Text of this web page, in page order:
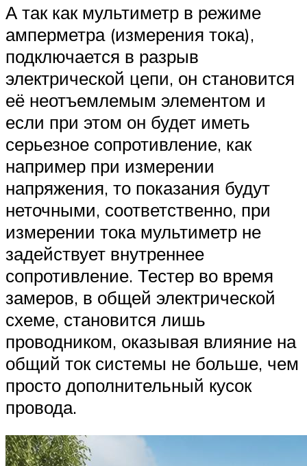
А так как мультиметр в режиме
амперметра (измерения тока),
подключается в разрыв
электрической цепи, он становится
её неотъемлемым элементом и
если при этом он будет иметь
серьезное сопротивление, как
например при измерении
напряжения, то показания будут
неточными, соответственно, при
измерении тока мультиметр не
задействует внутреннее
сопротивление. Тестер во время
замеров, в общей электрической
схеме, становится лишь
проводником, оказывая влияние на
общий ток системы не больше, чем
просто дополнительный кусок
провода.